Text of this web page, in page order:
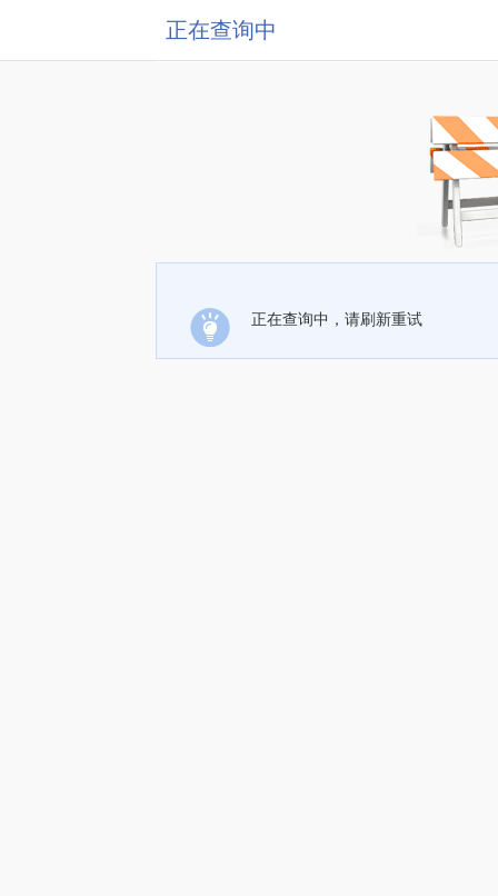
正在查询中
正在查询中，请刷新重试